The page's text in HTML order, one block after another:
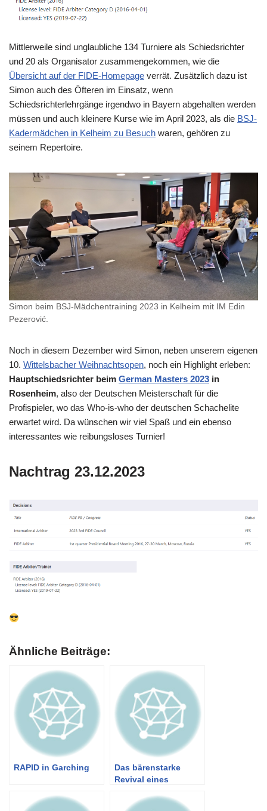
Mittlerweile sind unglaubliche 134 Turniere als Schiedsrichter
und 20 als Organisator zusammengekommen, wie die
Übersicht auf der FIDE-Homepage verrät. Zusätzlich dazu ist
Simon auch des Öfteren im Einsatz, wenn
Schiedsrichterlehrgänge irgendwo in Bayern abgehalten werden
müssen und auch kleinere Kurse wie im April 2023, als die BSJ-
Kadermädchen in Kelheim zu Besuch waren, gehören zu
seinem Repertoire.
Simon beim BSJ-Mädchentraining 2023 in Kelheim mit IM Edin
Pezerović.
Noch in diesem Dezember wird Simon, neben unserem eigenen
10. Wittelsbacher Weihnachtsopen, noch ein Highlight erleben:
Hauptschiedsrichter beim German Masters 2023 in
Rosenheim, also der Deutschen Meisterschaft für die
Profispieler, wo das Who-is-who der deutschen Schachelite
erwartet wird. Da wünschen wir viel Spaß und ein ebenso
interessantes wie reibungsloses Turnier!
Nachtrag 23.12.2023
Ähnliche Beiträge:
RAPID in Garching
Das bärenstarke
Revival eines